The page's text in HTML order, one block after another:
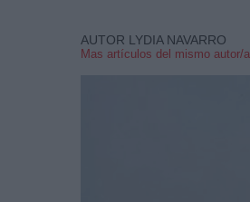
AUTOR LYDIA NAVARRO
Mas artículos del mismo autor/a